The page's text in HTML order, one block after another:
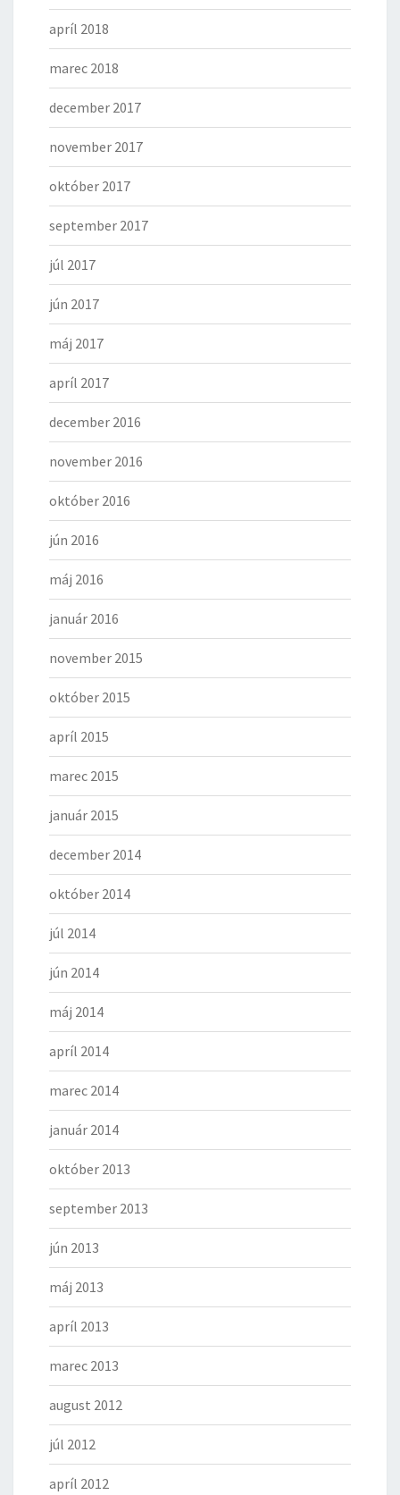
apríl 2018
marec 2018
december 2017
november 2017
október 2017
september 2017
júl 2017
jún 2017
máj 2017
apríl 2017
december 2016
november 2016
október 2016
jún 2016
máj 2016
január 2016
november 2015
október 2015
apríl 2015
marec 2015
január 2015
december 2014
október 2014
júl 2014
jún 2014
máj 2014
apríl 2014
marec 2014
január 2014
október 2013
september 2013
jún 2013
máj 2013
apríl 2013
marec 2013
august 2012
júl 2012
apríl 2012